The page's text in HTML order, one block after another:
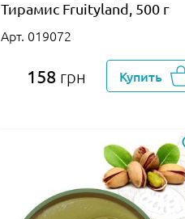
Тирамис Fruityland, 500 г
Арт. 019072
158 грн Купить